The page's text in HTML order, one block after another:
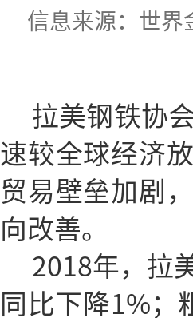
信息来源：世
拉美钢铁协
速较全球经济
贸易壁垒加剧
向改善。
2018年，拉
同比下降1%；